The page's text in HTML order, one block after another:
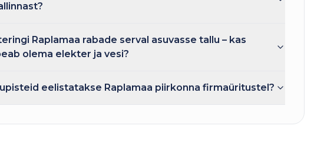
Raplamaa rabade serval asuvasse tallu – kas
olema elekter ja vesi?
eelistatakse Raplamaa piirkonna firmaüritustel?